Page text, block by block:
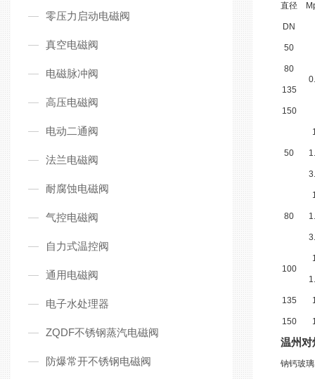
零压力启动电磁阀
真空电磁阀
电磁脉冲阀
高压电磁阀
电动二通阀
法兰电磁阀
耐腐蚀电磁阀
气控电磁阀
自力式温控阀
通用电磁阀
电子水处理器
ZQDF不锈钢蒸汽电磁阀
防爆常开不锈钢电磁阀
直径
DN
50
80
135
150
50
80
100
135
150
温州对
钠钙玻